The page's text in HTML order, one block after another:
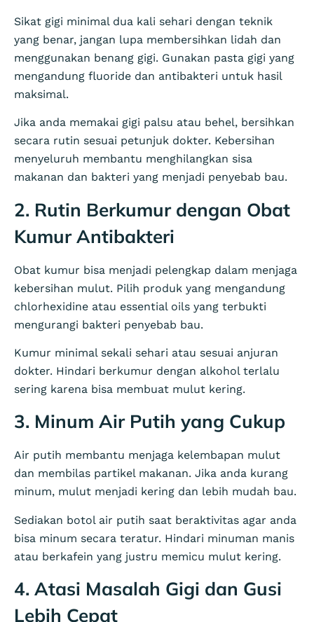
Sikat gigi minimal dua kali sehari dengan teknik
yang benar, jangan lupa membersihkan lidah dan
menggunakan benang gigi. Gunakan pasta gigi yang
mengandung fluoride dan antibakteri untuk hasil
maksimal.
Jika anda memakai gigi palsu atau behel, bersihkan
secara rutin sesuai petunjuk dokter. Kebersihan
menyeluruh membantu menghilangkan sisa
makanan dan bakteri yang menjadi penyebab bau.
2. Rutin Berkumur dengan Obat
Kumur Antibakteri
Obat kumur bisa menjadi pelengkap dalam menjaga
kebersihan mulut. Pilih produk yang mengandung
chlorhexidine atau essential oils yang terbukti
mengurangi bakteri penyebab bau.
Kumur minimal sekali sehari atau sesuai anjuran
dokter. Hindari berkumur dengan alkohol terlalu
sering karena bisa membuat mulut kering.
3. Minum Air Putih yang Cukup
Air putih membantu menjaga kelembapan mulut
dan membilas partikel makanan. Jika anda kurang
minum, mulut menjadi kering dan lebih mudah bau.
Sediakan botol air putih saat beraktivitas agar anda
bisa minum secara teratur. Hindari minuman manis
atau berkafein yang justru memicu mulut kering.
4. Atasi Masalah Gigi dan Gusi
Lebih Cepat